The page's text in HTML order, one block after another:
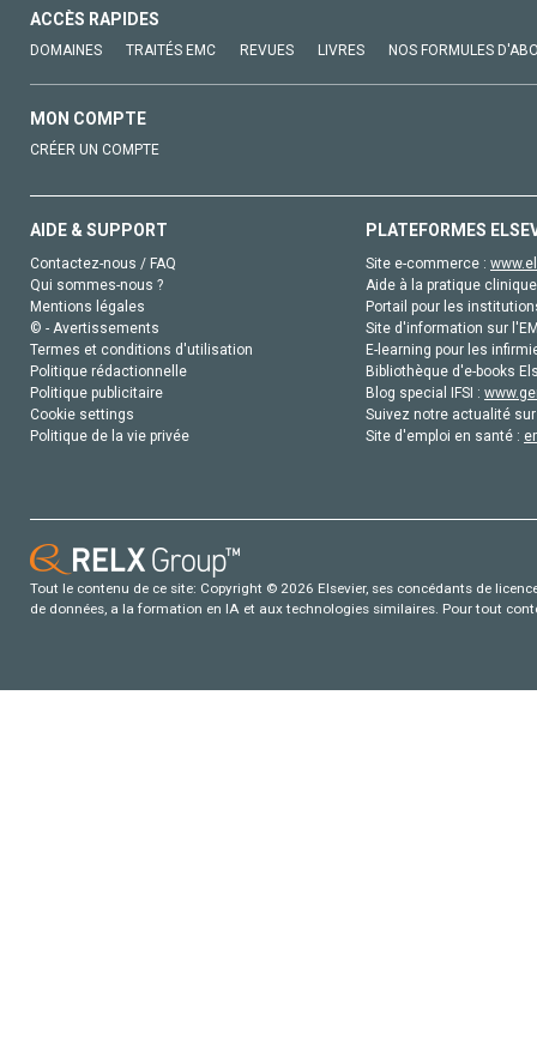
ACCÈS RAPIDES
DOMAINES TRAITÉS EMC REVUES LIVRES NOS FORMULES
MON COMPTE
CRÉER UN COMPTE
AIDE & SUPPORT
Contactez-nous / FAQ
Qui sommes-nous ?
Mentions légales
© - Avertissements
Termes et conditions d'utilisation
Politique rédactionnelle
Politique publicitaire
Cookie settings
Politique de la vie privée
PLATEFORMES
Site e-commerce :
Aide à la pratique
Portail pour les
Site d'information sur
E-learning pour les
Bibliothèque d'e-books
Blog special IFSI :
Suivez notre actualité
Site d'emploi en santé :
Tout le contenu de ce site: Copyright © 2026 Elsevier, ses concédants de
de données, a la formation en IA et aux technologies similaires. Pour tout